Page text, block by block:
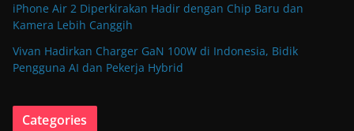
iPhone Air 2 Diperkirakan Hadir dengan Chip Baru dan
Kamera Lebih Canggih
Vivan Hadirkan Charger GaN 100W di Indonesia, Bidik
Pengguna AI dan Pekerja Hybrid
Categories